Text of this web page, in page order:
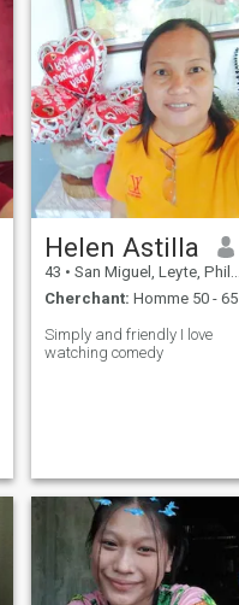
Helen Astilla
43 • San Miguel, Leyte, Philippines
Cherchant: Homme 50 - 65
Simply and friendly I love
watching comedy